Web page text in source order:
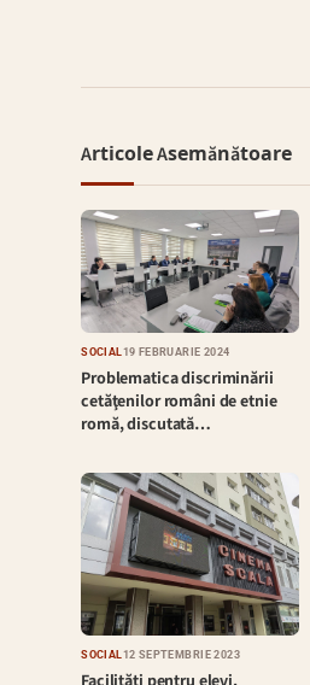
Articole Asemănătoare
SOCIAL 19 FEBRUARIE 2024
Problematica discriminării
cetăţenilor români de etnie
romă, discutată…
SOCIAL12 SEPTEMBRIE 2023